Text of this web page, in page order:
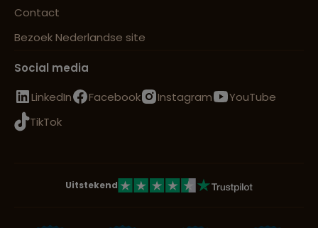
Contact
Bezoek Nederlandse site
Social media
LinkedIn
Facebook Instagram
YouTube
TikTok
Uitstekend